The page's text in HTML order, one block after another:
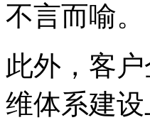
不言而喻。
此外，
维体系建设